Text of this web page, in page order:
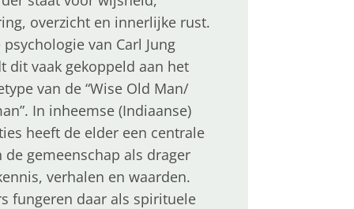
overzicht en innerlijke rust.
psychologie van Carl Jung
dit vaak gekoppeld aan het
van de “Wise Old Man/
In inheemse (Indiaanse)
heeft de elder een centrale
de gemeenschap als drager
verhalen en waarden.
fungeren daar als spirituele